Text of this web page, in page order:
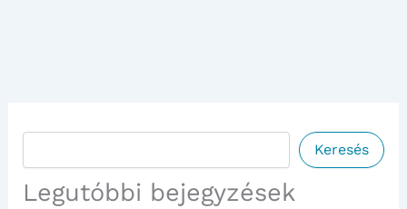
Keresés
Legutóbbi bejegyzések